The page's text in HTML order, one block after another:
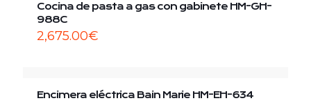
Cocina de pasta a gas con gabinete HM-GH-
988C
2,675.00€
Encimera eléctrica Bain Marie HM-EH-634